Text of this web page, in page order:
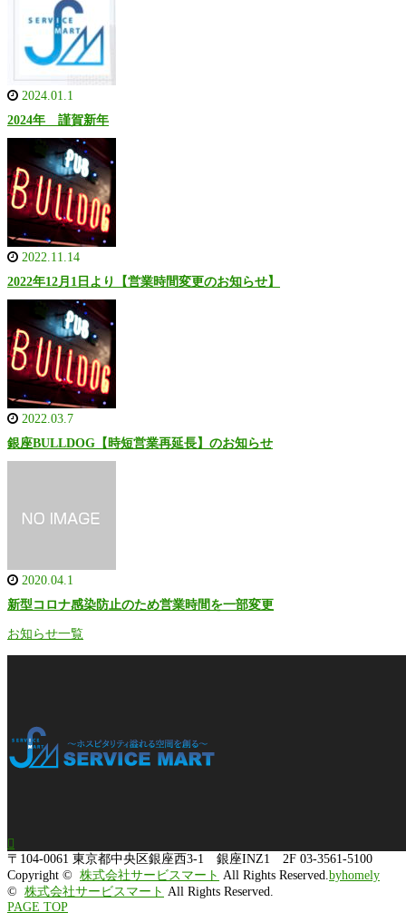
2024.01.1
2024年 謹賀新年
2022.11.14
2022年12月1日より【営業時間変更のお知らせ】
2022.03.7
銀座BULLDOG【時短営業再延長】のお知らせ
2020.04.1
新型コロナ感染防止のため営業時間を一部変更
お知らせ一覧

〒104-0061 東京都中央区銀座西3-1 銀座INZ1 2F 03-3561-5100
Copyright © 株式会社サービスマート All Rights Reserved. byhomely
© 株式会社サービスマート All Rights Reserved.
PAGE TOP